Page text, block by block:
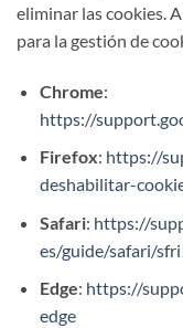
eliminar las cookies.
para la gestión de
Chrome:
https://
Firefox: https://
deshabilitar-
Safari: https://
es/guide/safari/
Edge: https://
edge